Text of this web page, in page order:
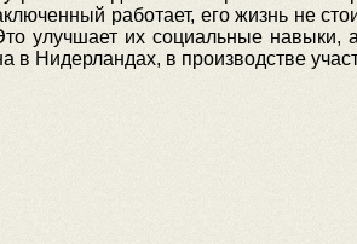
работает, его жизнь не
улучшает их социальные навыки,
в Нидерландах, в производстве